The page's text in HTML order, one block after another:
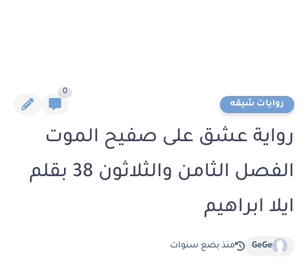
روايات شيقه
0
رواية عشق على صفيح الموت
الفصل الثامن والثلاثون 38 بقلم
ايلا ابراهيم
GeGe منذ بضع سنوات